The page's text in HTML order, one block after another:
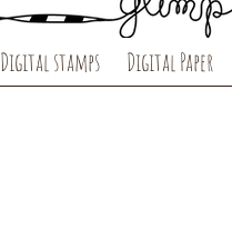
Digital stamps Digital Paper